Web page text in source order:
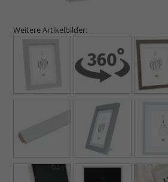
Weitere Artikelbilder: